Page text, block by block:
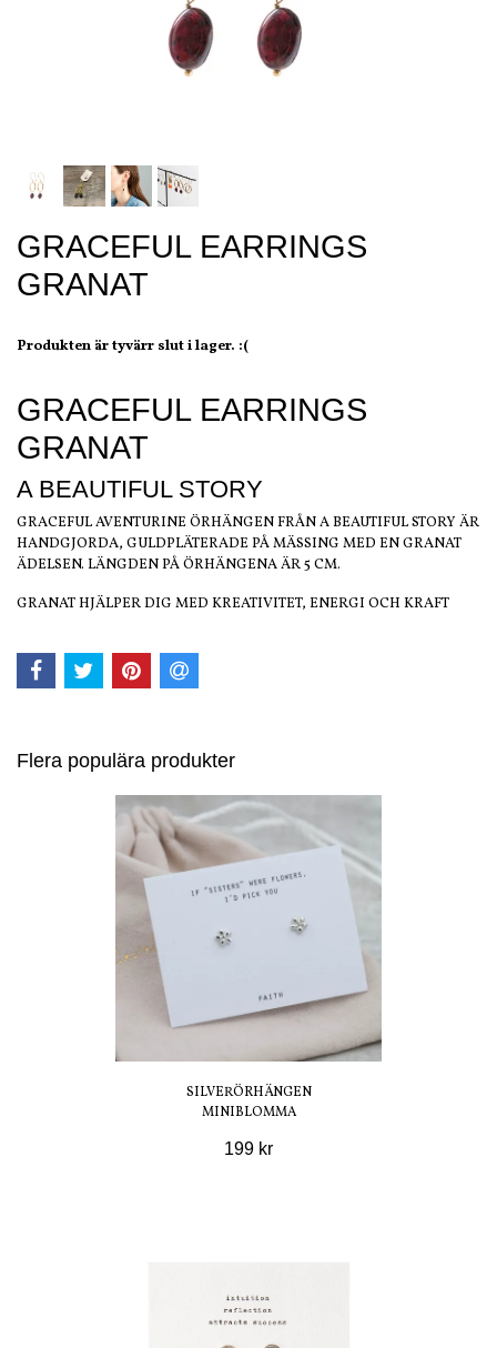
GRACEFUL EARRINGS
GRANAT
Produkten är tyvärr slut i lager. :(
GRACEFUL EARRINGS
GRANAT
A BEAUTIFUL STORY
GRACEFUL AVENTURINE ÖRHÄNGEN FRÅN A BEAUTIFUL STORY ÄR
HANDGJORDA, GULDPLÄTERADE PÅ MÄSSING MED EN GRANAT
ÄDELSEN. LÄNGDEN PÅ ÖRHÄNGENA ÄR 5 CM.
GRANAT HJÄLPER DIG MED KREATIVITET, ENERGI OCH KRAFT
Flera populära produkter
SILVERÖRHÄNGEN
MINIBLOMMA
199 kr